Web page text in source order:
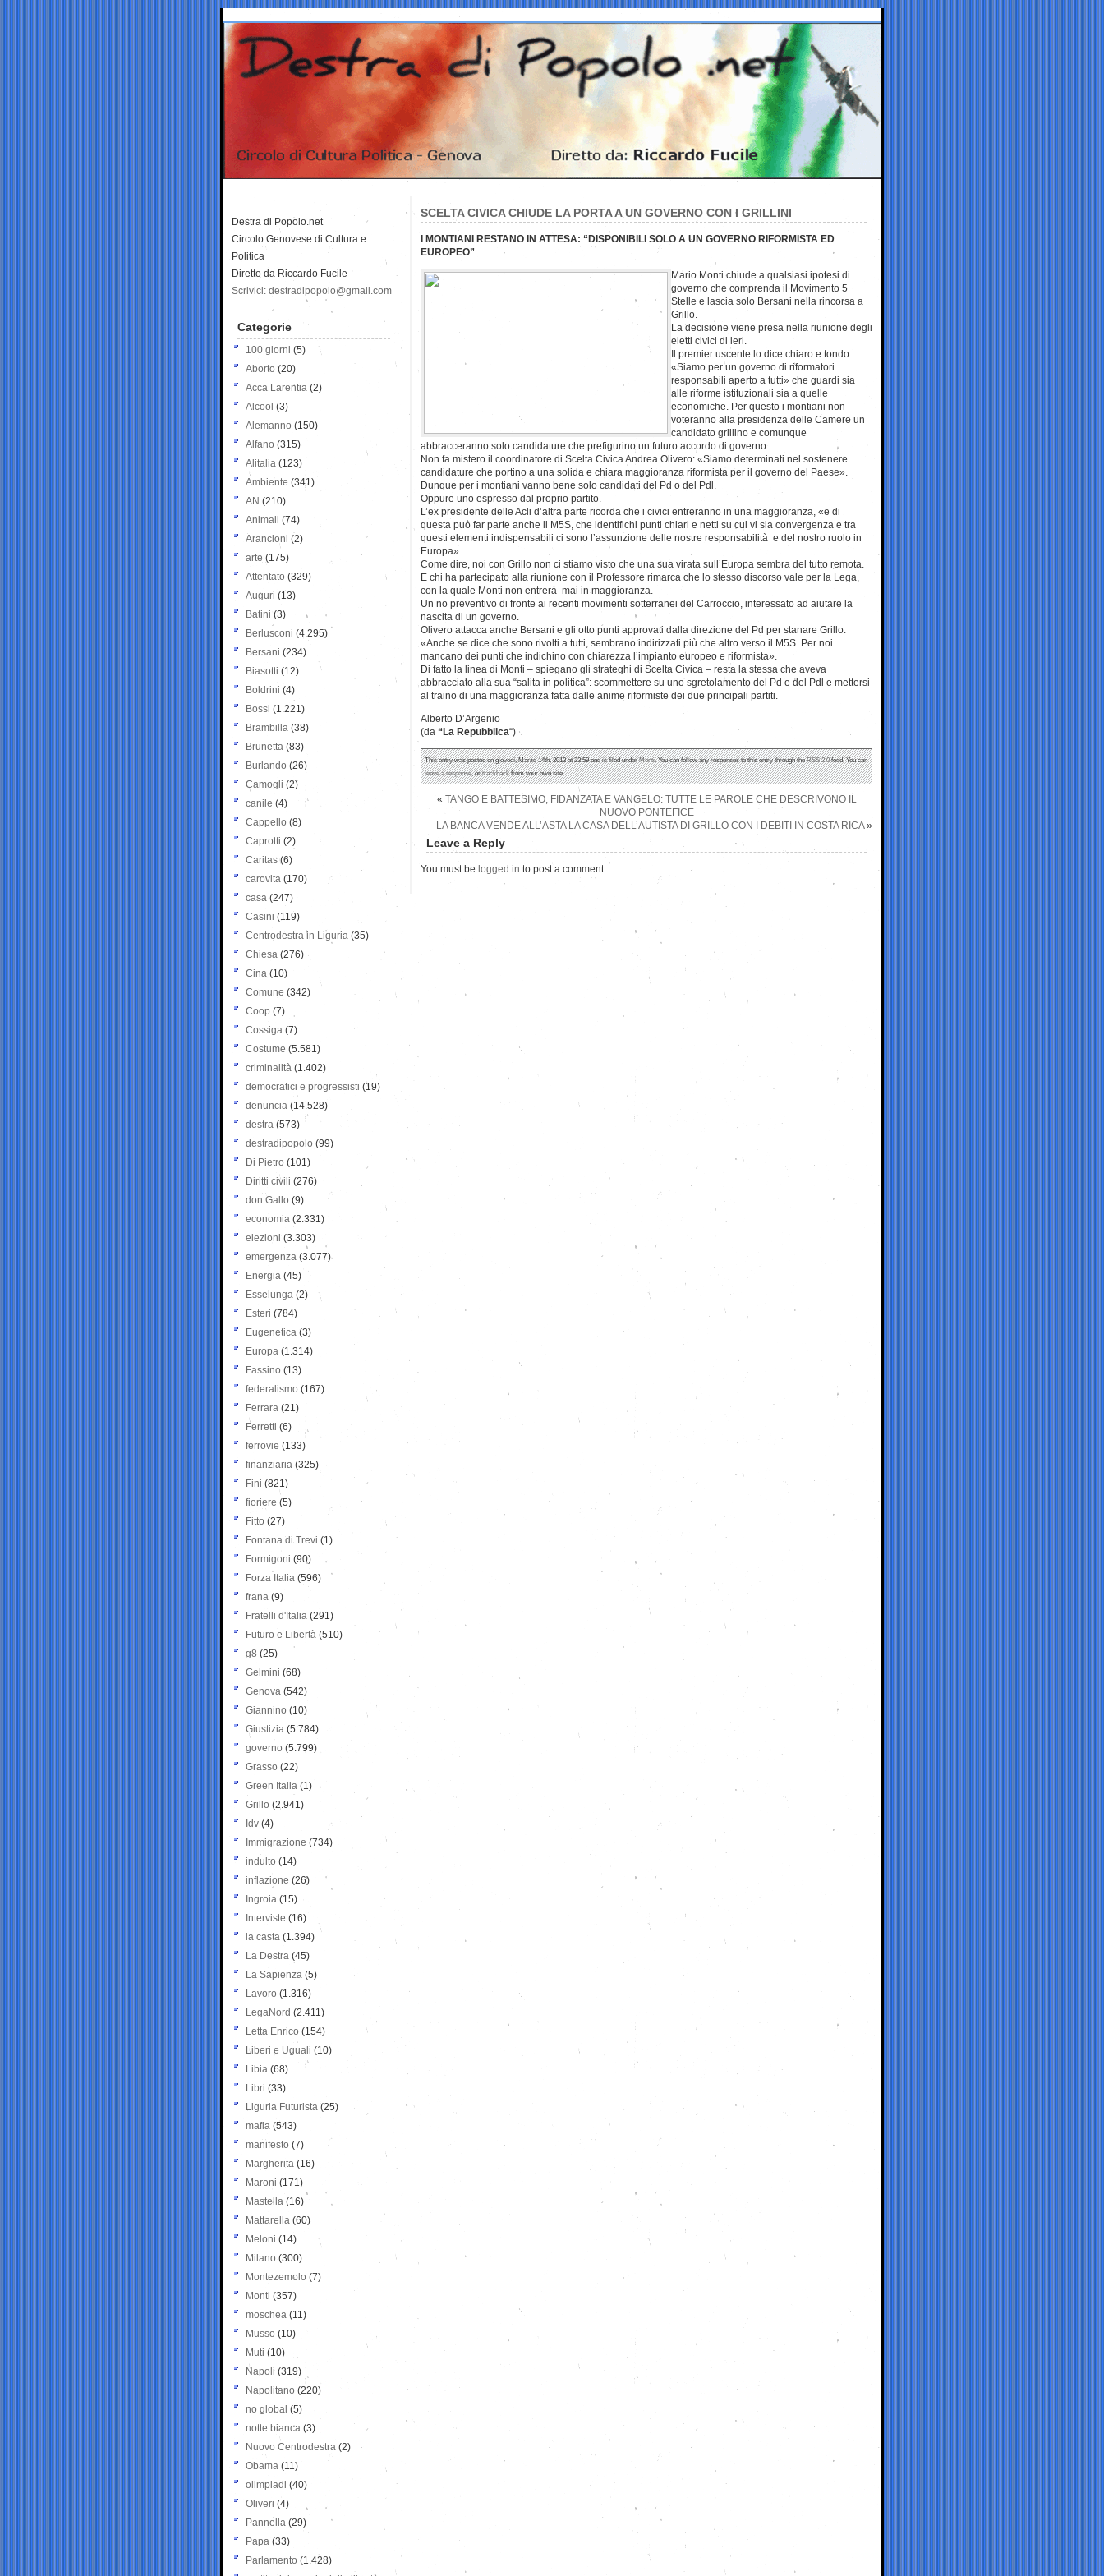
SCELTA CIVICA CHIUDE LA PORTA A UN GOVERNO CON I GRILLINI
I MONTIANI RESTANO IN ATTESA: “DISPONIBILI SOLO A UN GOVERNO RIFORMISTA ED
EUROPEO”
Mario Monti chiude a qualsiasi ipotesi di
governo che comprenda il Movimento 5
Stelle e lascia solo Bersani nella rincorsa a
Grillo.
La decisione viene presa nella riunione degli
eletti civici di ieri.
Il premier uscente lo dice chiaro e tondo:
«Siamo per un governo di riformatori
responsabili aperto a tutti» che guardi sia
alle riforme istituzionali sia a quelle
economiche. Per questo i montiani non
voteranno alla presidenza delle Camere un
candidato grillino e comunque
abbracceranno solo candidature che prefigurino un futuro accordo di governo
Non fa mistero il coordinatore di Scelta Civica Andrea Olivero: «Siamo determinati nel sostenere
candidature che portino a una solida e chiara maggioranza riformista per il governo del Paese».
Dunque per i montiani vanno bene solo candidati del Pd o del Pdl.
Oppure uno espresso dal proprio partito.
L’ex presidente delle Acli d’altra parte ricorda che i civici entreranno in una maggioranza, «e di
questa può far parte anche il M5S, che identifichi punti chiari e netti su cui vi sia convergenza e tra
questi elementi indispensabili ci sono l’assunzione delle nostre responsabilità e del nostro ruolo in
Europa».
Come dire, noi con Grillo non ci stiamo visto che una sua virata sull’Europa sembra del tutto remota.
E chi ha partecipato alla riunione con il Professore rimarca che lo stesso discorso vale per la Lega,
con la quale Monti non entrerà mai in maggioranza.
Un no preventivo di fronte ai recenti movimenti sotterranei del Carroccio, interessato ad aiutare la
nascita di un governo.
Olivero attacca anche Bersani e gli otto punti approvati dalla direzione del Pd per stanare Grillo.
«Anche se dice che sono rivolti a tutti, sembrano indirizzati più che altro verso il M5S. Per noi
mancano dei punti che indichino con chiarezza l’impianto europeo e riformista».
Di fatto la linea di Monti – spiegano gli strateghi di Scelta Civica – resta la stessa che aveva
abbracciato alla sua “salita in politica”: scommettere su uno sgretolamento del Pd e del Pdl e mettersi
al traino di una maggioranza fatta dalle anime riformiste dei due principali partiti.
Alberto D’Argenio
(da “La Repubblica“)
This entry was posted on giovedì, Marzo 14th, 2013 at 23:59 and is filed underMonti. You can follow any responses to this entry through theRSS 2.0feed. You can
leave a response, ortrackbackfrom your own site.
« TANGO E BATTESIMO, FIDANZATA E VANGELO: TUTTE LE PAROLE CHE DESCRIVONO IL
NUOVO PONTEFICE
LA BANCA VENDE ALL’ASTA LA CASA DELL’AUTISTA DI GRILLO CON I DEBITI IN COSTA RICA»
Leave a Reply
You must be logged in to post a comment.
Destra di Popolo.net
Circolo Genovese di Cultura e
Politica
Diretto da Riccardo Fucile
Scrivici: destradipopolo@gmail.com
Categorie
100 giorni (5)
Aborto (20)
Acca Larentia (2)
Alcool (3)
Alemanno (150)
Alfano (315)
Alitalia (123)
Ambiente (341)
AN (210)
Animali (74)
Arancioni (2)
arte (175)
Attentato (329)
Auguri (13)
Batini (3)
Berlusconi (4.295)
Bersani (234)
Biasotti (12)
Boldrini (4)
Bossi (1.221)
Brambilla (38)
Brunetta (83)
Burlando (26)
Camogli (2)
canile (4)
Cappello (8)
Caprotti (2)
Caritas (6)
carovita (170)
casa (247)
Casini (119)
Centrodestra in Liguria (35)
Chiesa (276)
Cina (10)
Comune (342)
Coop (7)
Cossiga (7)
Costume (5.581)
criminalità (1.402)
democratici e progressisti (19)
denuncia (14.528)
destra (573)
destradipopolo (99)
Di Pietro (101)
Diritti civili (276)
don Gallo (9)
economia (2.331)
elezioni (3.303)
emergenza (3.077)
Energia (45)
Esselunga (2)
Esteri (784)
Eugenetica (3)
Europa (1.314)
Fassino (13)
federalismo (167)
Ferrara (21)
Ferretti (6)
ferrovie (133)
finanziaria (325)
Fini (821)
fioriere (5)
Fitto (27)
Fontana di Trevi (1)
Formigoni (90)
Forza Italia (596)
frana (9)
Fratelli d'Italia (291)
Futuro e Libertà (510)
g8 (25)
Gelmini (68)
Genova (542)
Giannino (10)
Giustizia (5.784)
governo (5.799)
Grasso (22)
Green Italia (1)
Grillo (2.941)
Idv (4)
Immigrazione (734)
indulto (14)
inflazione (26)
Ingroia (15)
Interviste (16)
la casta (1.394)
La Destra (45)
La Sapienza (5)
Lavoro (1.316)
LegaNord (2.411)
Letta Enrico (154)
Liberi e Uguali (10)
Libia (68)
Libri (33)
Liguria Futurista (25)
mafia (543)
manifesto (7)
Margherita (16)
Maroni (171)
Mastella (16)
Mattarella (60)
Meloni (14)
Milano (300)
Montezemolo (7)
Monti (357)
moschea (11)
Musso (10)
Muti (10)
Napoli (319)
Napolitano (220)
no global (5)
notte bianca (3)
Nuovo Centrodestra (2)
Obama (11)
olimpiadi (40)
Oliveri (4)
Pannella (29)
Papa (33)
Parlamento (1.428)